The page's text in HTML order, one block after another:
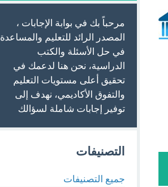
مرحباً بك في بوابة الإجابات ،
المصدر الرائد للتعليم والمساعدة
في حل الأسئلة والكتب
الدراسية، نحن هنا لدعمك في
تحقيق أعلى مستويات التعليم
والتفوق الأكاديمي، نهدف إلى
توفير إجابات شاملة لسؤالك
التصنيفات
جميع التصنيفات